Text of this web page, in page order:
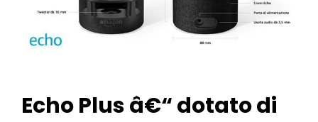
Echo Plus â€“ dotato di